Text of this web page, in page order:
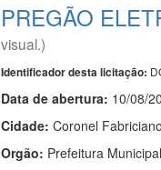
PREGÃO
visual.)
Identificador desta licitação:
Data de abertura: 10/08/
Cidade: Coronel
Orgão: Prefeitura